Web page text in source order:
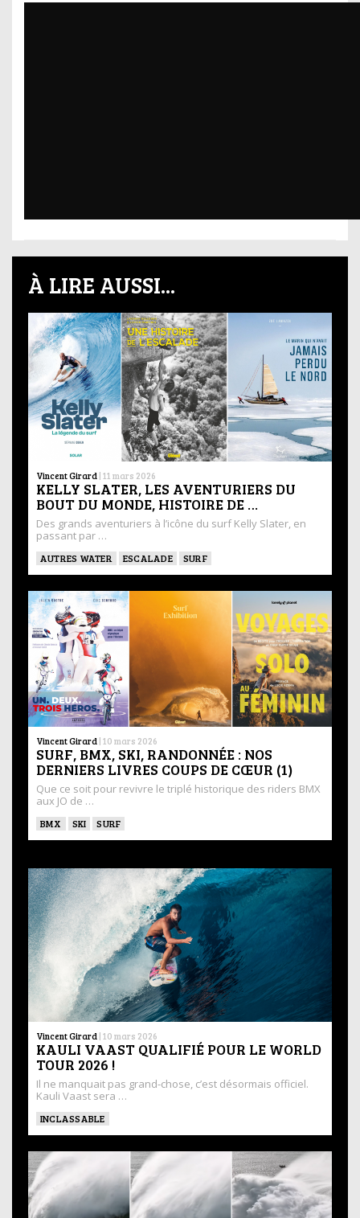
À LIRE AUSSI...
Vincent Girard | 11 mars 2026
KELLY SLATER, LES AVENTURIERS DU
BOUT DU MONDE, HISTOIRE DE …
Des grands aventuriers à l’icône du surf Kelly Slater, en
passant par …
AUTRES WATER ESCALADE SURF
Vincent Girard | 10 mars 2026
SURF, BMX, SKI, RANDONNÉE : NOS
DERNIERS LIVRES COUPS DE CŒUR (1)
Que ce soit pour revivre le triplé historique des riders BMX
aux JO de …
BMX SKI SURF
Vincent Girard | 10 mars 2026
KAULI VAAST QUALIFIÉ POUR LE WORLD
TOUR 2026 !
Il ne manquait pas grand-chose, c’est désormais officiel.
Kauli Vaast sera …
INCLASSABLE